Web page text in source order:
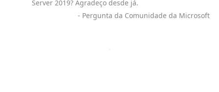
Server 2019? Agradeço desde já.
- Pergunta da Comunidade da Microsoft